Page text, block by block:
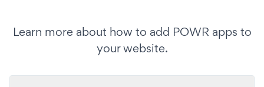
Learn more about how to add POWR apps to
your website.